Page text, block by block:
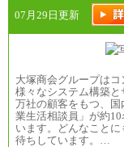
07月29日更新
大塚商会グループは
様々なシステム構築
万社の顧客をもつ、
業生活相談員」が約
います。どんなこと
待ちしています。…